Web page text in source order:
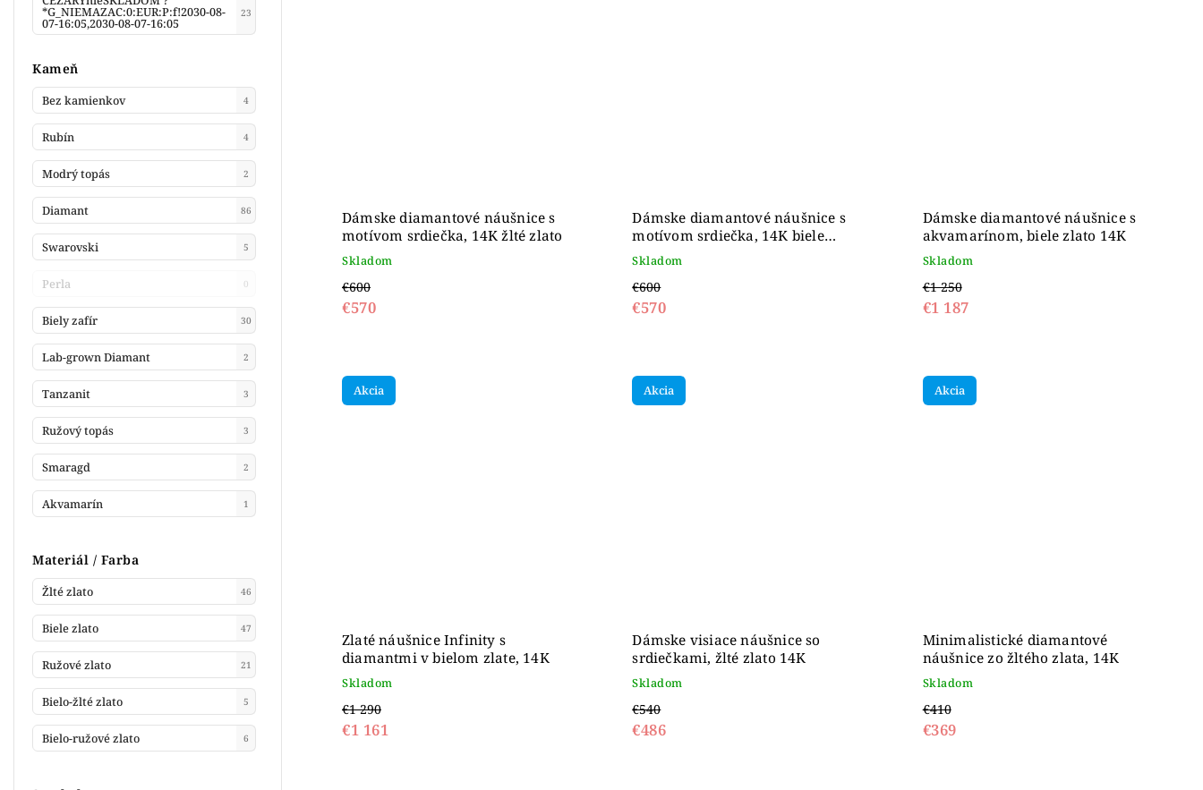
*G_NIEMAZAC:0:EUR:P:f!2030-08-
07-16:05,2030-08-07-16:05
23
Kameň
Bez kamienkov 4
Rubín 4
Modrý topás 2
Diamant 86
Swarovski 5
Perla 0
Biely zafír 30
Lab-grown Diamant 2
Tanzanit 3
Ružový topás 3
Smaragd 2
Akvamarín 1
Materiál / Farba
Žlté zlato 46
Biele zlato 47
Ružové zlato 21
Bielo-žlté zlato 5
Bielo-ružové zlato 6
Dámske diamantové náušnice s
motívom srdiečka, 14K žlté zlato
Skladom
€600
€570
Dámske diamantové náušnice s
motívom srdiečka, 14K biele
zlato
Skladom
€600
€570
Dámske diamantové náušnice s
akvamarínom, biele zlato 14K
Skladom
€1 250
€1 187
Akcia
Zlaté náušnice Infinity s
diamantmi v bielom zlate, 14K
Skladom
€1 290
€1 161
Akcia
Dámske visiace náušnice so
srdiečkami, žlté zlato 14K
Skladom
€540
€486
Akcia
Minimalistické diamantové
náušnice zo žltého zlata, 14K
Skladom
€410
€369